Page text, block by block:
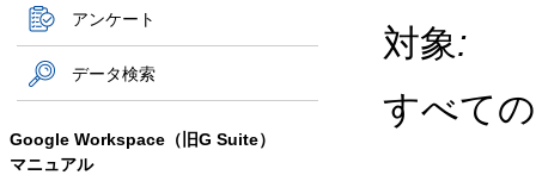
アンケート
データ検索
Google Workspace（旧G Suite）
マニュアル
対象:
すべて